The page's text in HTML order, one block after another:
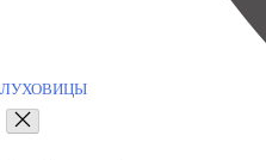
ЛУХОВИЦЫ